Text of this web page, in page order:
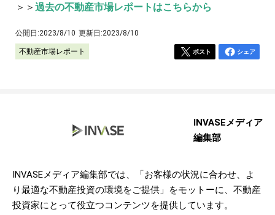
＞＞ 過去の不動産市場レポートはこちらから
公開日:2023/8/10 更新日:2023/8/10
不動産市場レポート ポスト シェア
INVASEメディア
編集部
INVASEメディア編集部では、「お客様の状況に合わせ、よ
り最適な不動産投資の環境をご提供」をモットーに、不動産
投資家にとって役立つコンテンツを提供しています。